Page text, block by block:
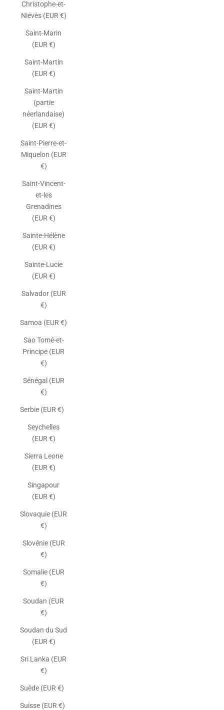
Christophe-et-
Niévès (EUR €)
Saint-Marin
(EUR €)
Saint-Martin
(EUR €)
Saint-Martin
(partie
néerlandaise)
(EUR €)
Saint-Pierre-et-
Miquelon (EUR
€)
Saint-Vincent-
et-les
Grenadines
(EUR €)
Sainte-Hélène
(EUR €)
Sainte-Lucie
(EUR €)
Salvador (EUR
€)
Samoa (EUR €)
Sao Tomé-et-
Principe (EUR
€)
Sénégal (EUR
€)
Serbie (EUR €)
Seychelles
(EUR €)
Sierra Leone
(EUR €)
Singapour
(EUR €)
Slovaquie (EUR
€)
Slovénie (EUR
€)
Somalie (EUR
€)
Soudan (EUR
€)
Soudan du Sud
(EUR €)
Sri Lanka (EUR
€)
Suède (EUR €)
Suisse (EUR €)